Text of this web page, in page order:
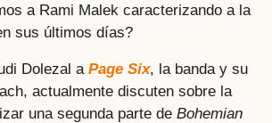
a Rami Malek caracterizando a la
sus últimos días?
Dolezal a Page Six, la banda y su
actualmente discuten sobre la
una segunda parte de Bohemian